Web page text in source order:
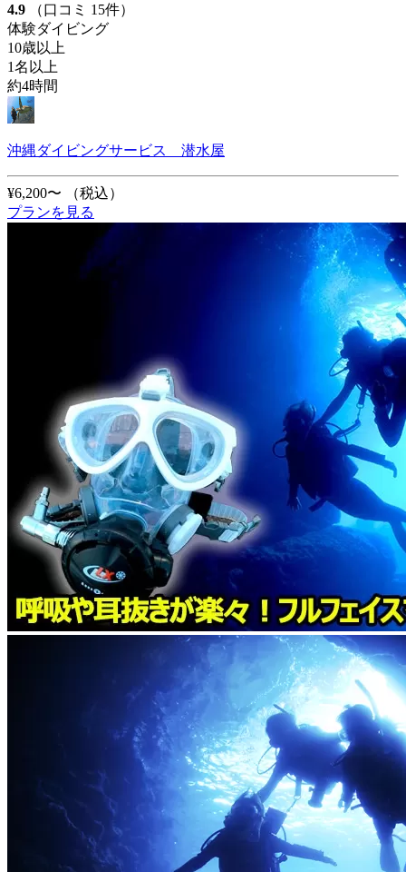
4.9
（口コミ 15件）
体験ダイビング
10歳以上
1名以上
約4時間
沖縄ダイビングサービス 潜水屋
¥6,200〜
（税込）
プランを見る